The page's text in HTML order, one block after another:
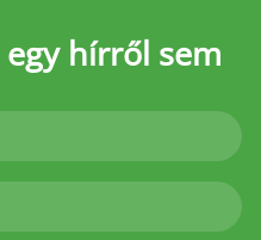
egy hírről sem